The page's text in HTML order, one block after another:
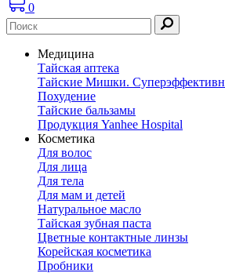
0
Медицина
Тайская аптека
Тайские Мишки.
Похудение
Тайские бальзамы
Продукция Yanhee Hospital
Косметика
Для волос
Для лица
Для тела
Для мам и детей
Натуральное масло
Тайская зубная паста
Цветные контактные линзы
Корейская косметика
Пробники